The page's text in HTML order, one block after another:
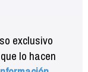
exclusivo
lo hacen